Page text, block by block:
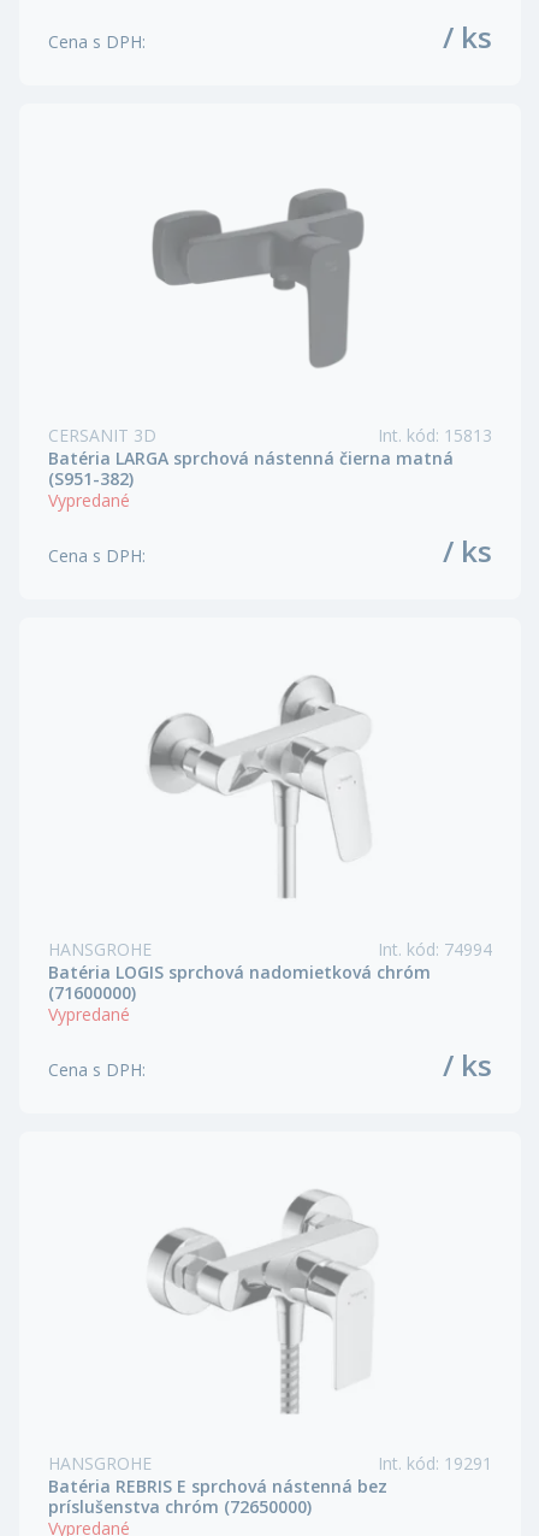
Cena s DPH: / ks
CERSANIT 3D Int. kód: 15813
Batéria LARGA sprchová nástenná čierna matná
(S951-382)
Vypredané
Cena s DPH: / ks
HANSGROHE Int. kód: 74994
Batéria LOGIS sprchová nadomietková chróm
(71600000)
Vypredané
Cena s DPH: / ks
HANSGROHE Int. kód: 19291
Batéria REBRIS E sprchová nástenná bez
príslušenstva chróm (72650000)
Vypredané